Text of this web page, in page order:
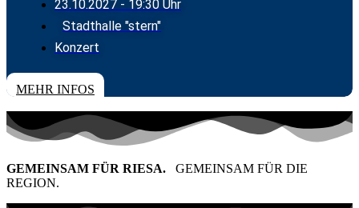
23.10.2027 - 19:30 Uhr
Stadthalle "stern"
Konzert
TICKETS
MEHR INFOS
GEMEINSAM FÜR RIESA. GEMEINSAM FÜR DIE
REGION.